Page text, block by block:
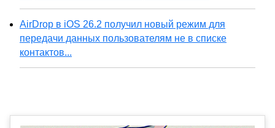
AirDrop в iOS 26.2 получил новый режим для
передачи данных пользователям не в списке
контактов...